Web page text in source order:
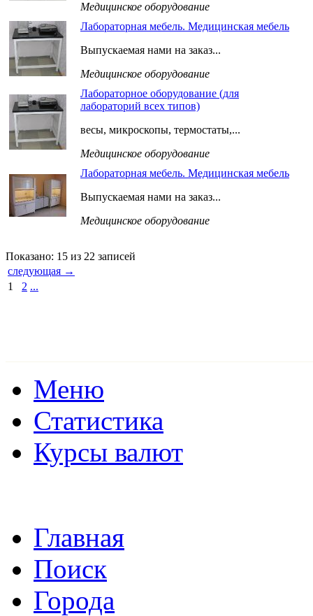
Медицинское оборудование
Лабораторная мебель. Медицинская мебель
Выпускаемая нами на заказ...
Медицинское оборудование
Лабораторное оборудование (для
лабораторий всех типов)
весы, микроскопы, термостаты,...
Медицинское оборудование
Лабораторная мебель. Медицинская мебель
Выпускаемая нами на заказ...
Медицинское оборудование
Показано: 15 из 22 записей
следующая →
1
2 ...
Меню
Статистика
Курсы валют
Главная
Поиск
Города